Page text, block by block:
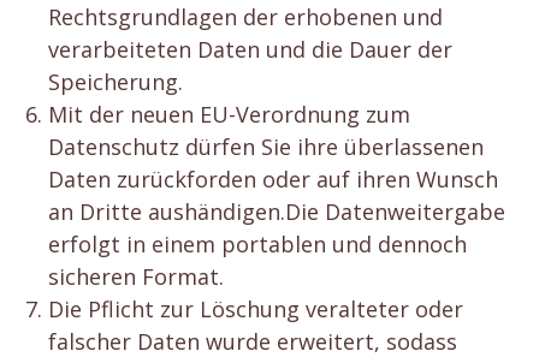
Rechtsgrundlagen der erhobenen und
verarbeiteten Daten und die Dauer der
Speicherung.
Mit der neuen EU-Verordnung zum
Datenschutz dürfen Sie ihre überlassenen
Daten zurückforden oder auf ihren Wunsch
an Dritte aushändigen.Die Datenweitergabe
erfolgt in einem portablen und dennoch
sicheren Format.
Die Pflicht zur Löschung veralteter oder
falscher Daten wurde erweitert, sodass